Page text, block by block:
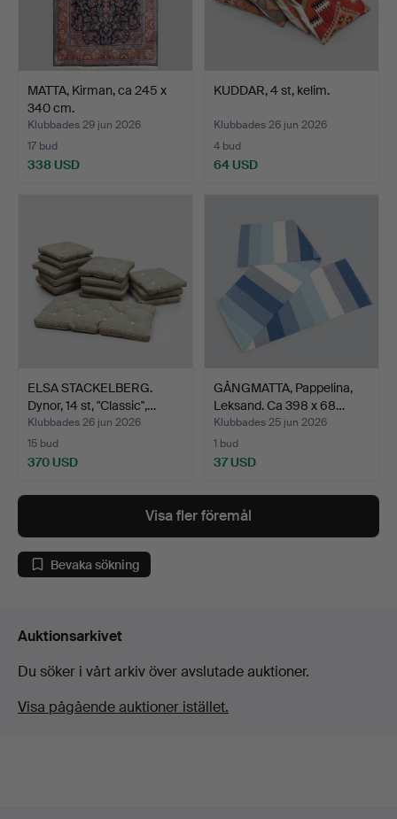
MATTA, Kirman, ca 245 x
340 cm.
Klubbades 29 jun 2026
17 bud
338 USD
KUDDAR, 4 st, kelim.
Klubbades 26 jun 2026
4 bud
64 USD
ELSA STACKELBERG.
Dynor, 14 st, "Classic",…
Klubbades 26 jun 2026
15 bud
370 USD
GÅNGMATTA, Pappelina,
Leksand. Ca 398 x 68…
Klubbades 25 jun 2026
1 bud
37 USD
Visa fler föremål
Bevaka sökning
Auktionsarkivet
Du söker i vårt arkiv över avslutade auktioner.
Visa pågående auktioner istället.